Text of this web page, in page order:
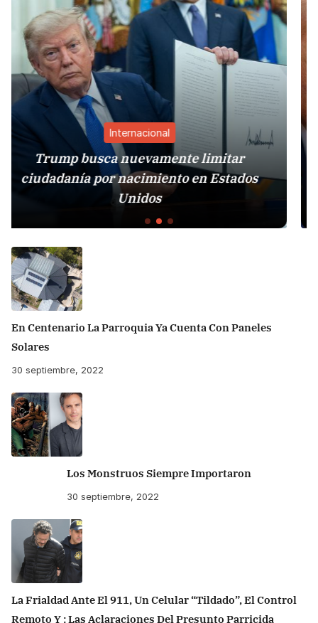
limitar
en Estados
Internacional
Estados Unidos intensifica
En Centenario La Parroquia Ya Cuenta Con Paneles
Solares
30 septiembre, 2022
Los Monstruos Siempre Importaron
30 septiembre, 2022
La Frialdad Ante El 911, Un Celular “tildado”, El Control
Remoto Y : Las Aclaraciones Del Presunto Parricida